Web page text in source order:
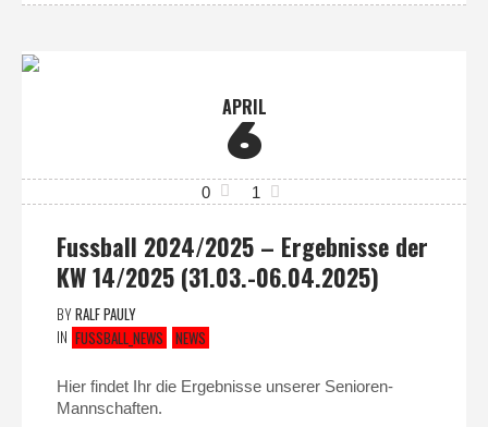
APRIL
6
0 1
Fussball 2024/2025 – Ergebnisse der
KW 14/2025 (31.03.-06.04.2025)
BYRALF PAULY
IN FUSSBALL_NEWS NEWS
Hier findet Ihr die Ergebnisse unserer Senioren-
Mannschaften.